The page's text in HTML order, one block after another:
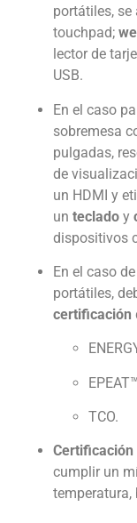
portátiles,
touchpad;
lector de
USB.
En el caso
sobremesa
pulgadas,
de
un HDMI y
un teclado y
dispositivos
En el caso
portátiles,
certificación
TCO.
Certificación
cumplir un
temperatura,